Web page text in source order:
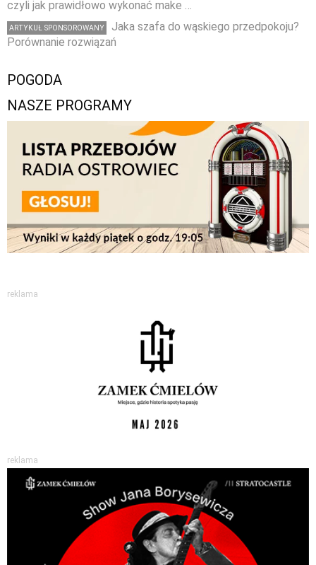
czyli jak prawidłowo wykonać make …
ARTYKUŁ SPONSOROWANY
Jaka szafa do wąskiego przedpokoju?
Porównanie rozwiązań
POGODA
NASZE PROGRAMY
reklama
reklama